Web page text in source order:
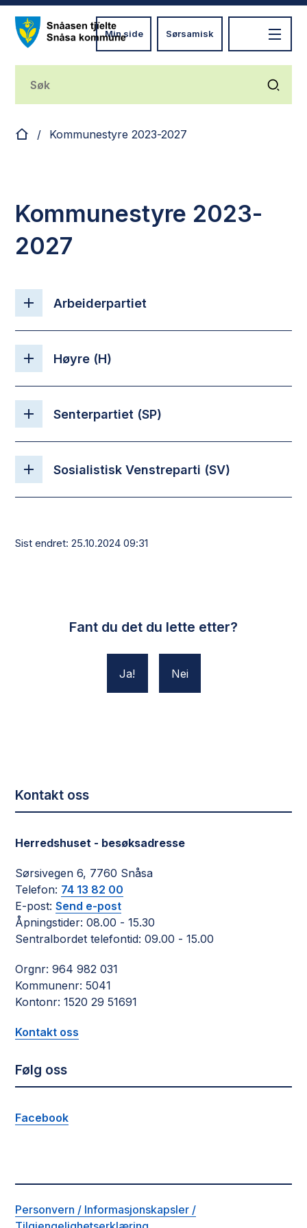
Min side Sørsamisk
Du er her:Kommunestyre 2023-2027
Kommunestyre 2023-
2027
Arbeiderpartiet
Høyre (H)
Senterpartiet (SP)
Sosialistisk Venstreparti (SV)
Sist endret 25.10.2024 09:31
Fant du det du lette etter?
Ja Nei
Kontakt oss
Herredshuset - besøksadresse
Sørsivegen 6, 7760 Snåsa
Telefon: 74 13 82 00
E-post:Send e-post
Åpningstider: 08.00 - 15.30
Sentralbordet telefontid: 09.00 - 15.00
Orgnr: 964 982 031
Kommunenr: 5041
Kontonr: 1520 29 51691
Kontakt oss
Følg oss
Facebook
Personvern / Informasjonskapsler /